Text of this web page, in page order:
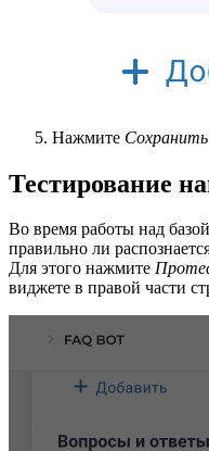
Нажмите
Тестирование
Во время работы над
правильно ли
Для этого нажмите
виджете в правой части